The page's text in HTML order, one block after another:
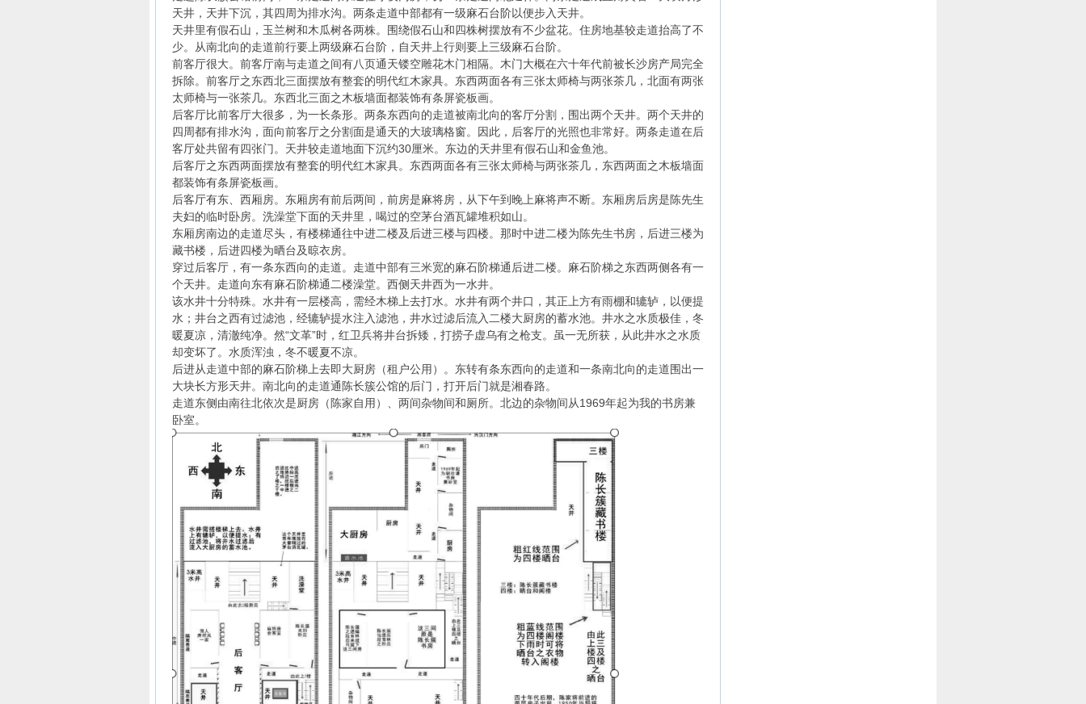
天井，天井下沉，其四周为排水沟。两条走道中部都有一级麻石台阶以便步入天井。
天井里有假石山，玉兰树和木瓜树各两株。围绕假石山和四株树摆放有不少盆花。住房地基较走道抬高了不
少。从南北向的走道前行要上两级麻石台阶，自天井上行则要上三级麻石台阶。
前客厅很大。前客厅南与走道之间有八页通天镂空雕花木门相隔。木门大概在六十年代前被长沙房产局完全
拆除。前客厅之东西北三面摆放有整套的明代红木家具。东西两面各有三张太师椅与两张茶几，北面有两张
太师椅与一张茶几。东西北三面之木板墙面都装饰有条屏瓷板画。
后客厅比前客厅大很多，为一长条形。两条东西向的走道被南北向的客厅分割，围出两个天井。两个天井的
四周都有排水沟，面向前客厅之分割面是通天的大玻璃格窗。因此，后客厅的光照也非常好。两条走道在后
客厅处共留有四张门。天井较走道地面下沉约30厘米。东边的天井里有假石山和金鱼池。
后客厅之东西两面摆放有整套的明代红木家具。东西两面各有三张太师椅与两张茶几，东西两面之木板墙面
都装饰有条屏瓷板画。
后客厅有东、西厢房。东厢房有前后两间，前房是麻将房，从下午到晚上麻将声不断。东厢房后房是陈先生
夫妇的临时卧房。洗澡堂下面的天井里，喝过的空茅台酒瓦罐堆积如山。
东厢房南边的走道尽头，有楼梯通往中进二楼及后进三楼与四楼。那时中进二楼为陈先生书房，后进三楼为
藏书楼，后进四楼为晒台及晾衣房。
穿过后客厅，有一条东西向的走道。走道中部有三米宽的麻石阶梯通后进二楼。麻石阶梯之东西两侧各有一
个天井。走道向东有麻石阶梯通二楼澡堂。西侧天井西为一水井。
该水井十分特殊。水井有一层楼高，需经木梯上去打水。水井有两个井口，其正上方有雨棚和辘轳，以便提
水；井台之西有过滤池，经辘轳提水注入滤池，井水过滤后流入二楼大厨房的蓄水池。井水之水质极佳，冬
暖夏凉，清澈纯净。然“文革”时，红卫兵将井台拆矮，打捞子虚乌有之枪支。虽一无所获，从此井水之水质
却变坏了。水质浑浊，冬不暖夏不凉。
后进从走道中部的麻石阶梯上去即大厨房（租户公用）。东转有条东西向的走道和一条南北向的走道围出一
大块长方形天井。南北向的走道通陈长簇公馆的后门，打开后门就是湘春路。
走道东侧由南往北依次是厨房（陈家自用）、两间杂物间和厕所。北边的杂物间从1969年起为我的书房兼
卧室。